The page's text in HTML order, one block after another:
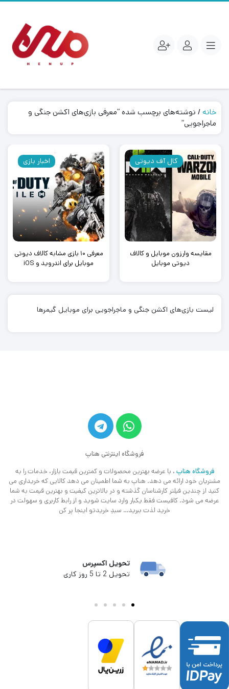
خانه/ نوشته‌های برچسب شده “معرفی بازی‌های اکشن جنگی و
ماجراجویی”
مقایسه وارزون موبایل و کالاف
دیوتی موبایل
کال آف دیوتی
معرفی ۱۰ بازی مشابه کالاف دیوتی
موبایل برای اندروید و iOS
اخبار بازی
لیست بازی‌های اکشن جنگی و ماجراجویی برای موبایل گیمرها
فروشگاه اینترنتی هناپ
فروشگاه هناپ ، با عرضه بهترین محصولات و کمترین قیمت بازار، خدمات را به
مشتریان خود ارائه می دهد. هناپ به شما اطمینان می دهد کالایی که خریداری می
کنید از چندین فیلتر کارشناسان گذشته و در بالاترین کیفیت و بهترین قیمت به شما
عرضه می شود. کافیست فقط یکبار وارد سایت شوید و از رابط کاربری و سهولت در
خرید لذت ببرید… سبدِ خریدتو اینجا پر کن
تحویل اکسپرس
تحویل 2 تا 5 روز کاری